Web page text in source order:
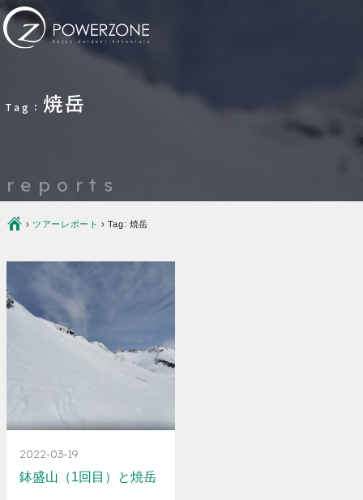
reports
Tag： 焼岳
Ç › ツアーレポート › Tag: 焼岳
2022-03-19
鉢盛山（1回目）と焼岳